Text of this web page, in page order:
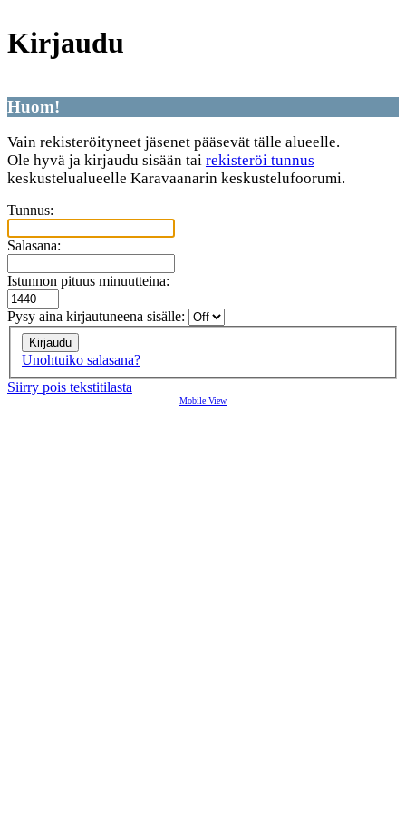
Kirjaudu
Huom!
Vain rekisteröityneet jäsenet pääsevät tälle alueelle.
Ole hyvä ja kirjaudu sisään tai rekisteröi tunnus
keskustelualueelle Karavaanarin keskustelufoorumi.
Tunnus:
Salasana:
Istunnon pituus minuutteina:
Pysy aina kirjautuneena sisälle:
Unohtuiko salasana?
Siirry pois tekstitilasta
Mobile View